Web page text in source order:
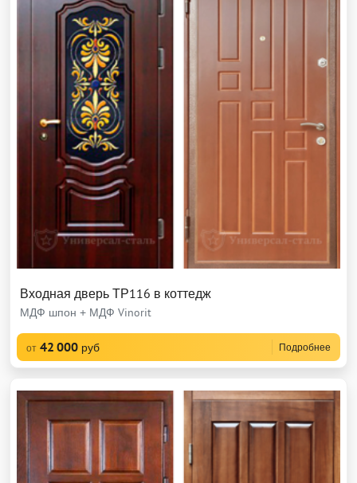
Входная дверь ТР116 в коттедж
МДФ шпон + МДФ Vinorit
от 42 000 руб Подробнее